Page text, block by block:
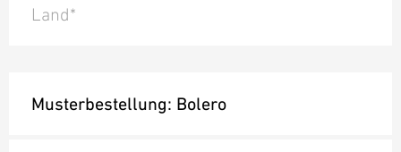
Land*